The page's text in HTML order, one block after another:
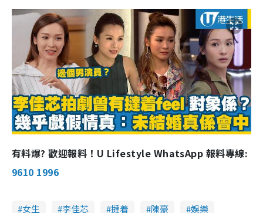
有料爆? 歡迎報料！U Lifestyle WhatsApp 報料專線:
9610 1996
女生 李佳芯 撻着 陳豪
娛樂